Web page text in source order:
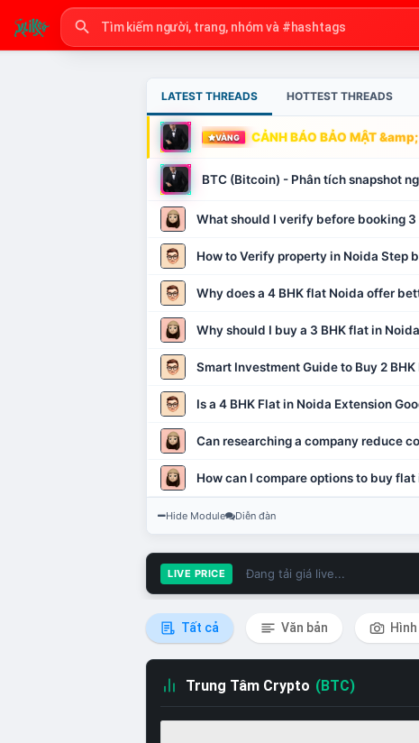
LATEST THREADS HOTTEST THREADS
VÀNG CẢNH BÁO BẢO MẬT
BTC (Bitcoin) - Phân tích snapshot
What should I verify before booking 3
How to Verify property in Noida Step
Why does a 4 BHK flat Noida offer
Why should I buy a 3 BHK flat in
Smart Investment Guide to Buy 2
Is a 4 BHK Flat in Noida Extension
Can researching a company reduce
How can I compare options to buy
Hide Module Diễn đàn
LIVE PRICE Đang tải giá live...
Tất cả Văn bản
Trung Tâm Crypto (BTC)